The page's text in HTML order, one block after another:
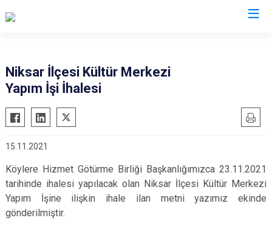
Almus
Artova
Erbaa
Niksar
Pazar
Zile
Niksar İlçesi Kültür Merkezi
Yapım İşi İhalesi
15.11.2021
Köylere Hizmet Götürme Birliği Başkanlığımızca 23.11.2021
tarihinde ihalesi yapılacak olan Niksar İlçesi Kültür Merkezi
Yapım İşine ilişkin ihale ilan metni yazımız ekinde
gönderilmiştir.